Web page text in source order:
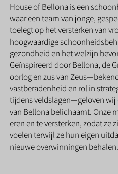
House of Bellona is een
waar een team van jonge,
toelegt op het versterken van
hoogwaardige
gezondheid en het welzijn
Geïnspireerd door Bellona, de
oorlog en zus van
vastberadenheid en rol in
tijdens veldslagen—geloven wij
van Bellona belichaamt. Onze
eren en te versterken, zodat ze
voelen terwijl ze hun eigen
nieuwe overwinningen behalen.